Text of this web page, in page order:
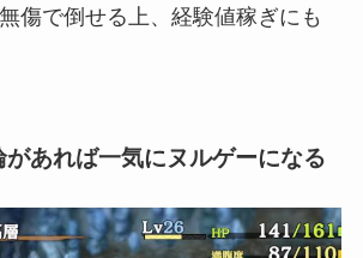
傷で倒せる上、経験値稼ぎにも
あれば一気にヌルゲーになる